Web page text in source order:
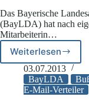
Das Bayerische
(BayLDA) hat nach
Mitarbeiterin…
Weiterlesen
BayLDA:
Bußgeld
an
Mitarbeiter
03.07.2013
BayLDA
E-Mail-Verteiler